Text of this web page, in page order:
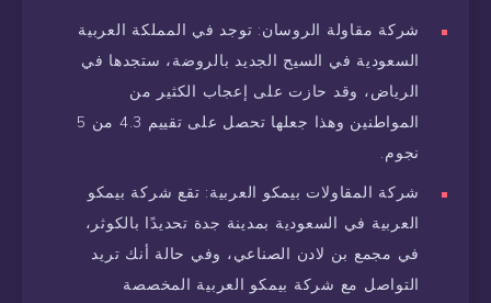
شركة مقاولة الروسان: توجد في المملكة العربية
السعودية في السيح الجديد بالروضة، ستجدها في
الرياض، وقد حازت على إعجاب الكثير من
المواطنين وهذا جعلها تحصل على تقييم 4.3 من 5
نجوم.
شركة المقاولات بيمكو العربية: تقع شركة بيمكو
العربية في السعودية بمدينة جدة تحديدًا بالكوثر،
في مجمع بن لادن الصناعي، وفي حالة أنك تريد
التواصل مع شركة بيمكو العربية المخصصة